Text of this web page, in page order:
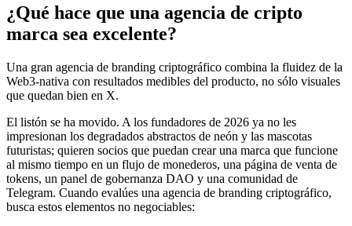
¿Qué hace que una agencia de cripto
marca sea excelente?
Una gran agencia de branding criptográfico combina la fluidez de la
Web3-nativa con resultados medibles del producto, no sólo visuales
que quedan bien en X.
El listón se ha movido. A los fundadores de 2026 ya no les
impresionan los degradados abstractos de neón y las mascotas
futuristas; quieren socios que puedan crear una marca que funcione
al mismo tiempo en un flujo de monederos, una página de venta de
tokens, un panel de gobernanza DAO y una comunidad de
Telegram. Cuando evalúes una agencia de branding criptográfico,
busca estos elementos no negociables: